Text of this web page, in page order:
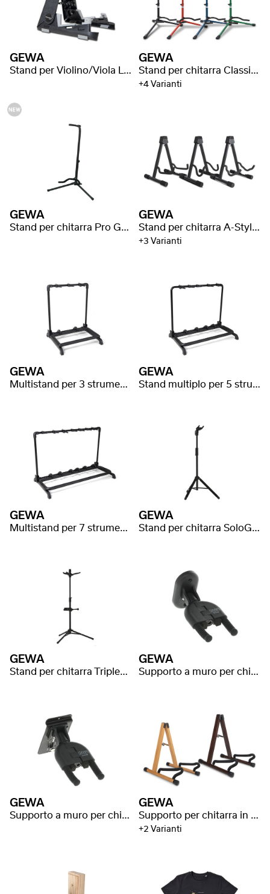
GEWA
Stand per Violino/Viola Light
GEWA
Stand per chitarra Classic GS-10
+4 Varianti
GEWA
Stand per chitarra Pro GS-30
GEWA
Stand per chitarra A-Style GS-40
+3 Varianti
GEWA
Multistand per 3 strumenti GS-103B
GEWA
Stand multiplo per 5 strumenti GS-105B
GEWA
Multistand per 7 strumenti GS-107B
GEWA
Stand per chitarra SoloGrip
GEWA
Stand per chitarra TripleGrip
GEWA
Supporto a muro per chitarra WallGrip
GEWA
Supporto a muro per chitarra WallGrip
GEWA
Supporto per chitarra in legno GS-60
+2 Varianti